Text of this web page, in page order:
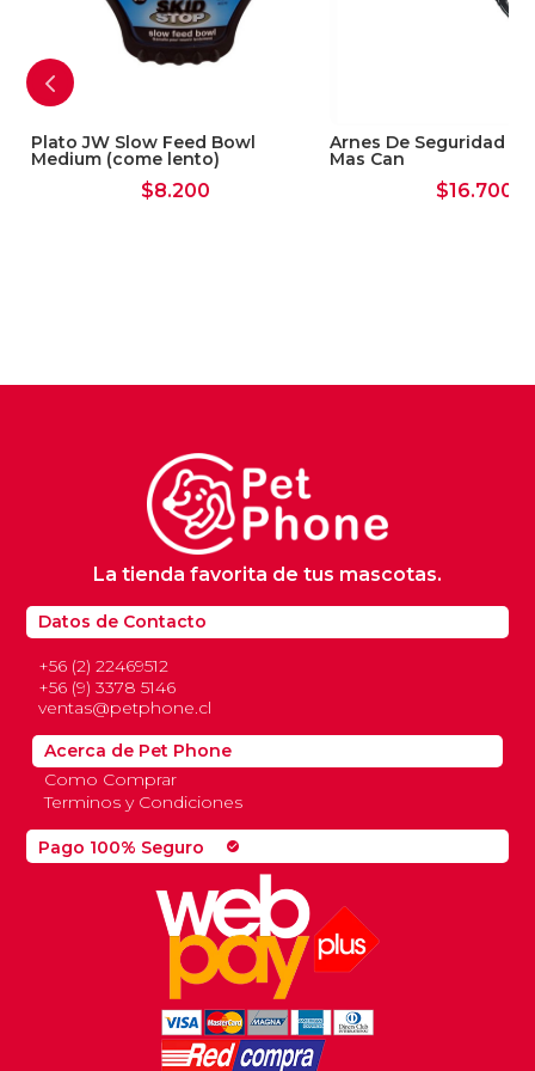
Plato JW Slow Feed Bowl
Medium (come lento)
$8.200
Arnes De Seguridad
Mas Can
$16.700
Pago 100% Seguro check_circle
Datos de Contacto
+56 (2) 22469512
+56 (9) 3378 5146
ventas@petphone.cl
La tienda favorita de tus mascotas.
Acerca de Pet Phone
Como Comprar
Terminos y Condiciones